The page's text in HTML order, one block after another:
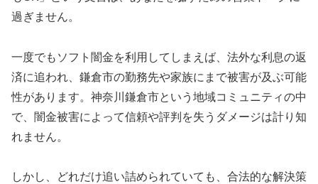
過ぎません。
一度でもソフト闇金を利用してしまえば、法外な利息の返
済に追われ、鎌倉市の勤務先や家族にまで被害が及ぶ可能
性があります。神奈川鎌倉市という地域コミュニティの中
で、闇金被害によって信頼や評判を失うダメージは計り知
れません。
しかし、どれだけ追い詰められていても、合法的な解決策